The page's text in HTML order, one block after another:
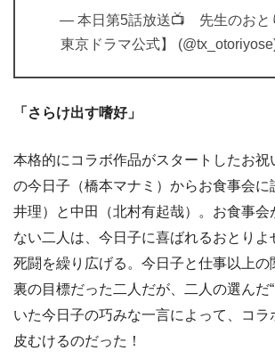
— 本日第5話放送📺 先生のおと
東京ドラマ公式】
「さらけ出す嗜好」
本格的にコラボ作品がスタートしたお祝
の今日子（橋本マナミ）からお食事会に
井理）と中田（北村有起哉）。お食事会
ない二人は、今日子に喜ばれるおとりよ
死闘を繰り広げる。今日子と仕事以上の
裏の目標だった二人だが、二人の選んだ
いた今日子の巧みな一言によって、コラ
皮むけるのだった！